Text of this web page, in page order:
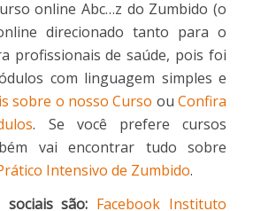
online Abc…z do Zumbido (o
direcionado tanto para o
profissionais de saúde, pois foi
com linguagem simples e
sobre o nosso Curso ouConfira
. Se você prefere cursos
vai encontrar tudo sobre
Intensivo de Zumbido.
são: Facebook Instituto